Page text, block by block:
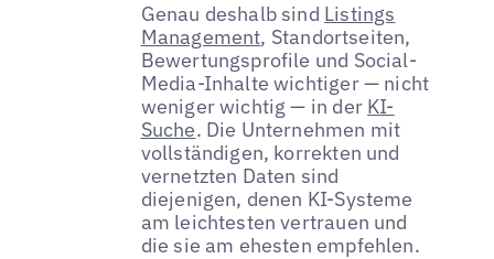
Genau deshalb sind Listings
Management, Standortseiten,
Bewertungsprofile und Social-
Media-Inhalte wichtiger — nicht
weniger wichtig — in der KI-
Suche. Die Unternehmen mit
vollständigen, korrekten und
vernetzten Daten sind
diejenigen, denen KI-Systeme
am leichtesten vertrauen und
die sie am ehesten empfehlen.